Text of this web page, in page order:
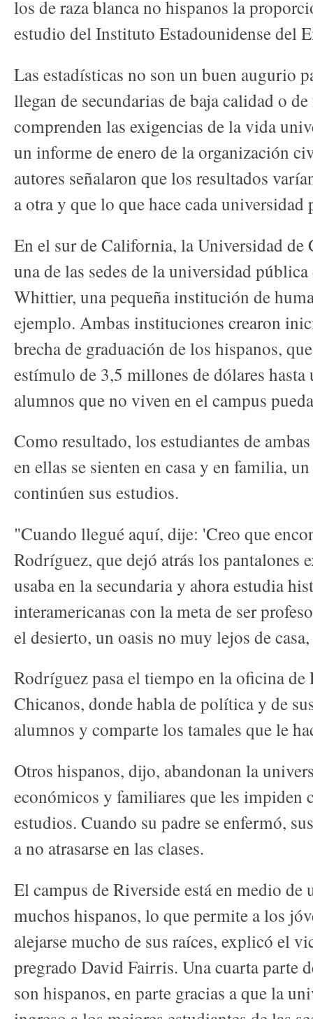
los de raza blanca no hispanos la
estudio del Instituto Estadounidense del
Las estadísticas no son un buen augurio
llegan de secundarias de baja calidad o
comprenden las exigencias de la vida
un informe de enero de la organización
autores señalaron que los resultados
a otra y que lo que hace cada
En el sur de California, la Universidad
una de las sedes de la universidad
Whittier, una pequeña institución de
ejemplo. Ambas instituciones crearon
brecha de graduación de los hispanos,
estímulo de 3,5 millones de dólares hasta
alumnos que no viven en el campus
Como resultado, los estudiantes de
en ellas se sienten en casa y en familia,
continúen sus estudios.
"Cuando llegué aquí, dije: 'Creo que
Rodríguez, que dejó atrás los pantalones
usaba en la secundaria y ahora estudia
interamericanas con la meta de ser
el desierto, un oasis no muy lejos de
Rodríguez pasa el tiempo en la oficina
Chicanos, donde habla de política y de
alumnos y comparte los tamales que le
Otros hispanos, dijo, abandonan la
económicos y familiares que les impiden
estudios. Cuando su padre se enfermó,
a no atrasarse en las clases.
El campus de Riverside está en medio de
muchos hispanos, lo que permite a los
alejarse mucho de sus raíces, explicó el
pregrado David Fairris. Una cuarta parte
son hispanos, en parte gracias a que la